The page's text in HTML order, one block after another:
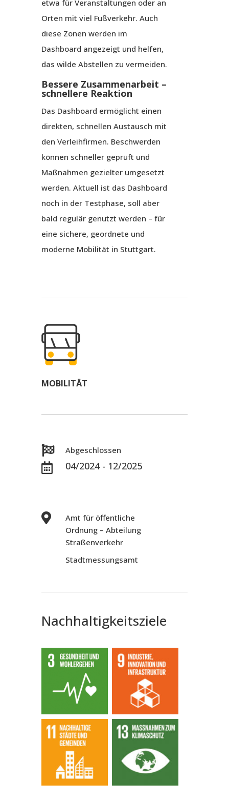
etwa für Veranstaltungen oder an
Orten mit viel Fußverkehr. Auch
diese Zonen werden im
Dashboard angezeigt und helfen,
das wilde Abstellen zu vermeiden.
Bessere Zusammenarbeit –
schnellere Reaktion
Das Dashboard ermöglicht einen
direkten, schnellen Austausch mit
den Verleihfirmen. Beschwerden
können schneller geprüft und
Maßnahmen gezielter umgesetzt
werden. Aktuell ist das Dashboard
noch in der Testphase, soll aber
bald regulär genutzt werden – für
eine sichere, geordnete und
moderne Mobilität in Stuttgart.
MOBILITÄT
 Abgeschlossen
 04/2024 - 12/2025

Amt für öffentliche
Ordnung – Abteilung
Straßenverkehr
Stadtmessungsamt
Nachhaltigkeitsziele